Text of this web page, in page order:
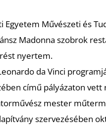
Egyetem Művészeti és
Madonna szobrok
nyertem.
da Vinci
című pályázaton vett
mester
szervezésében